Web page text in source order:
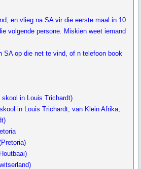
en vlieg na SA vir die eerste maal in 10
volgende persone. Miskien weet iemand
SA op die net te vind, of n telefoon book
in Louis Trichardt)
in Louis Trichardt, van Klein Afrika,